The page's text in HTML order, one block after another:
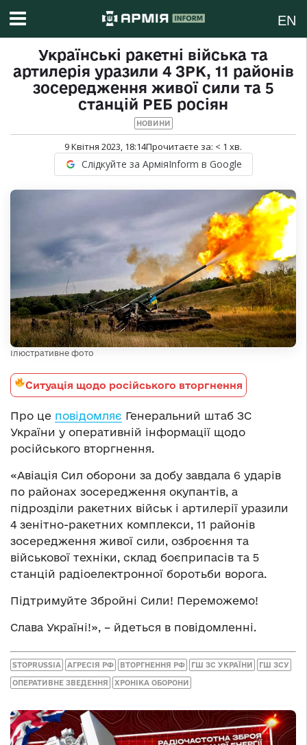
EN
Українські ракетні війська та
артилерія уразили 4 ЗРК, 11 районів
зосередження живої сили та 5
станцій РЕБ росіян
НОВИНИ
9 Квітня 2023, 18:14Прочитаєте за: < 1 хв.
Слідкуйте за АрміяInform в Google
Ілюстративне фото
Ситуація щодо російського вторгнення
Про це повідомляє Генеральний штаб ЗС
України у оперативній інформації щодо
російського вторгнення.
«Авіація Сил оборони за добу завдала 6 ударів
по районах зосередження окупантів, а
підрозділи ракетних військ і артилерії уразили
4 зенітно-ракетних комплекси, 11 районів
зосередження живої сили, озброєння та
військової техніки, склад боєприпасів та 5
станцій радіоелектронної боротьби ворога.
Підтримуйте Збройні Сили! Переможемо!
Слава Україні!», – йдеться в повідомленні.
STOPRUSSIA АГРЕСІЯ РФ ВТОРГНЕННЯ РФ ГШ ЗС УКРАЇНИ ГШ ЗСУ
ОПЕРАТИВНЕ ЗВЕДЕННЯ ХРОНІКА ОБОРОНИ